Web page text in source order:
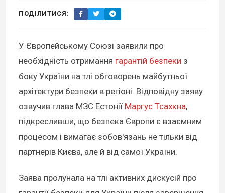
ПОДІЛИТИСЯ:
У Європейському Союзі заявили про
необхідність отримання гарантій безпеки з
боку України на тлі обговорень майбутньої
архітектури безпеки в регіоні. Відповідну заяву
озвучив глава МЗС Естонії Маргус Тсахкна,
підкресливши, що безпека Європи є взаємним
процесом і вимагає зобов'язань не тільки від
партнерів Києва, але й від самої України.
Заява пролунала на тлі активних дискусій про